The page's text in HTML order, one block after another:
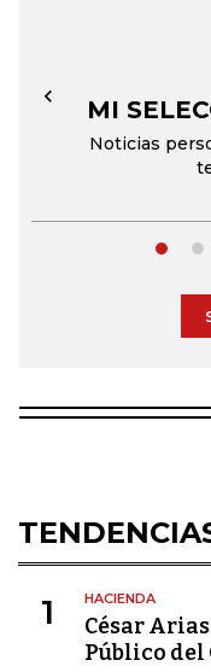
MI
Noticias
←
1 HACIENDA
César
Público